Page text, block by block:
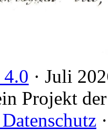
· Juli
Projekt der
·